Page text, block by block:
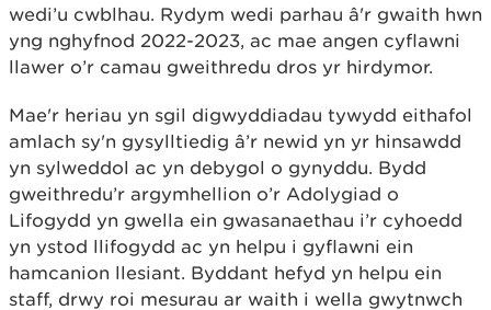
wedi’u cwblhau. Rydym wedi parhau â'r gwaith hwn
yng nghyfnod 2022-2023, ac mae angen cyflawni
llawer o’r camau gweithredu dros yr hirdymor.
Mae'r heriau yn sgil digwyddiadau tywydd eithafol
amlach sy'n gysylltiedig â’r newid yn yr hinsawdd
yn sylweddol ac yn debygol o gynyddu. Bydd
gweithredu’r argymhellion o’r Adolygiad o
Lifogydd yn gwella ein gwasanaethau i’r cyhoedd
yn ystod llifogydd ac yn helpu i gyflawni ein
hamcanion llesiant. Byddant hefyd yn helpu ein
staff, drwy roi mesurau ar waith i wella gwytnwch